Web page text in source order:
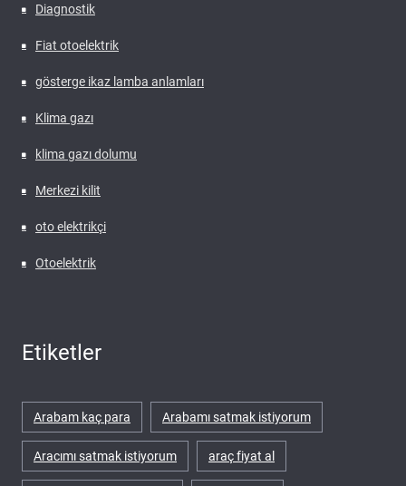
Diagnostik
Fiat otoelektrik
gösterge ikaz lamba anlamları
Klima gazı
klima gazı dolumu
Merkezi kilit
oto elektrikçi
Otoelektrik
Etiketler
Arabam kaç para Arabamı satmak istiyorum
Aracımı satmak istiyorum araç fiyat al